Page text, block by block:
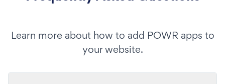
Learn more about how to add POWR apps to
your website.